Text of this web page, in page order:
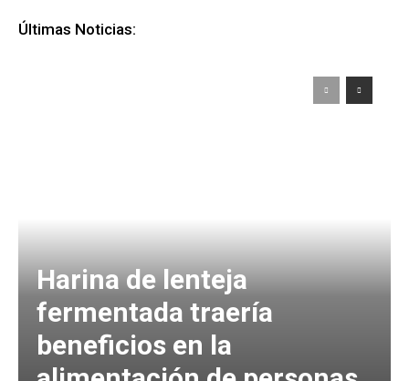
Últimas Noticias:
Harina de lenteja
fermentada traería
beneficios en la